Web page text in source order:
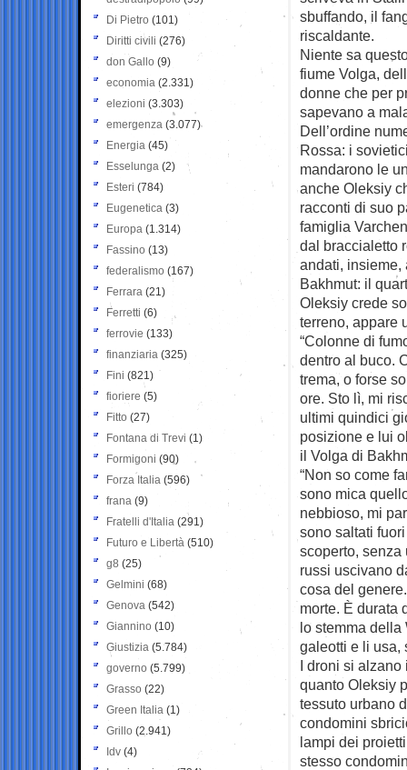
sbuffando, il
riscaldante.
Niente sa
fiume Volga,
donne che per
sapevano a
Dell’ordine
Rossa: i
mandarono le
anche Oleksiy
racconti di suo
famiglia
dal braccialetto
andati, insieme,
Bakhmut: il
Oleksiy crede
terreno, appare
“Colonne di
dentro al buco.
trema, o forse
ore. Sto lì, mi
ultimi quindici
posizione e lui
il Volga di
“Non so come
sono mica
nebbioso, mi
sono saltati
scoperto, senza
russi uscivano
cosa del
morte. È durata
lo stemma della
galeotti e li usa,
I droni si alzano
quanto Oleksiy
tessuto urbano
condomini
lampi dei
stesso
Di Pietro (101)
Diritti civili (276)
don Gallo (9)
economia (2.331)
elezioni (3.303)
emergenza (3.077)
Energia (45)
Esselunga (2)
Esteri (784)
Eugenetica (3)
Europa (1.314)
Fassino (13)
federalismo (167)
Ferrara (21)
Ferretti (6)
ferrovie (133)
finanziaria (325)
Fini (821)
fioriere (5)
Fitto (27)
Fontana di Trevi (1)
Formigoni (90)
Forza Italia (596)
frana (9)
Fratelli d'Italia (291)
Futuro e Libertà (510)
g8 (25)
Gelmini (68)
Genova (542)
Giannino (10)
Giustizia (5.784)
governo (5.799)
Grasso (22)
Green Italia (1)
Grillo (2.941)
Idv (4)